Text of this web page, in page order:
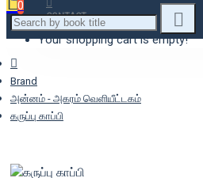
CONTACT
0
Your shopping cart is empty!
Brand
அன்னம் - அகரம் வெளியீட்டகம்
கருப்பு காப்பி